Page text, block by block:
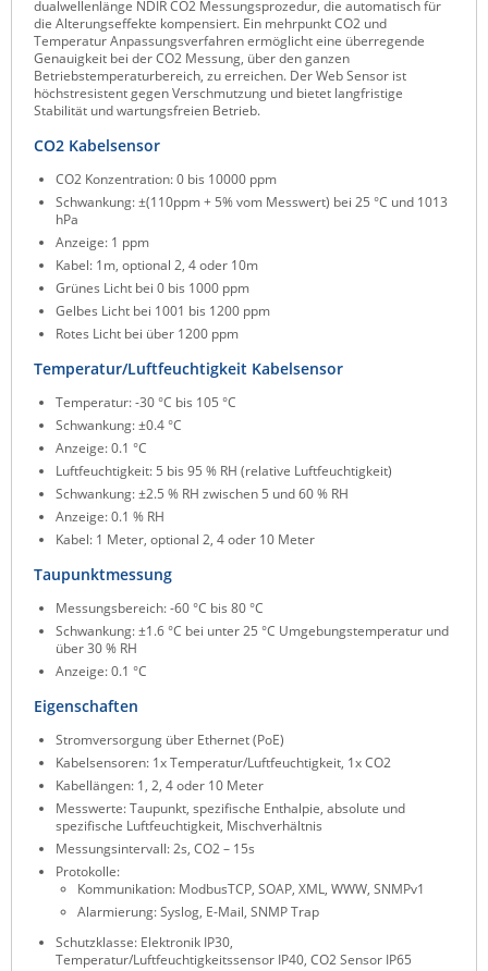
Server Technology
Siretta
SIRIO Antenne
Sunbird
Tactical Software
TEKTELIC
Teltonika
Unwired Networks
Vision
Westermo
Yuasa
ZPE Systems
News zu unseren Herstellern
dualwellenlänge NDIR CO2 Messungsprozedur, die automatisch für
die Alterungseffekte kompensiert. Ein mehrpunkt CO2 und
Temperatur Anpassungsverfahren ermöglicht eine überregende
Genauigkeit bei der CO2 Messung, über den ganzen
Betriebstemperaturbereich, zu erreichen. Der Web Sensor ist
höchstresistent gegen Verschmutzung und bietet langfristige
Stabilität und wartungsfreien Betrieb.
CO2 Kabelsensor
CO2 Konzentration: 0 bis 10000 ppm
Schwankung: ±(110ppm + 5% vom Messwert) bei 25 °C und 1013
hPa
Anzeige: 1 ppm
Kabel: 1m, optional 2, 4 oder 10m
Grünes Licht bei 0 bis 1000 ppm
Gelbes Licht bei 1001 bis 1200 ppm
Rotes Licht bei über 1200 ppm
Temperatur/Luftfeuchtigkeit Kabelsensor
Temperatur: -30 °C bis 105 °C
Schwankung: ±0.4 °C
Anzeige: 0.1 °C
Luftfeuchtigkeit: 5 bis 95 % RH (relative Luftfeuchtigkeit)
Schwankung: ±2.5 % RH zwischen 5 und 60 % RH
Anzeige: 0.1 % RH
Kabel: 1 Meter, optional 2, 4 oder 10 Meter
Taupunktmessung
Messungsbereich: -60 °C bis 80 °C
Schwankung: ±1.6 °C bei unter 25 °C Umgebungstemperatur und
über 30 % RH
Anzeige: 0.1 °C
Eigenschaften
Stromversorgung über Ethernet (PoE)
Kabelsensoren: 1x Temperatur/Luftfeuchtigkeit, 1x CO2
Kabellängen: 1, 2, 4 oder 10 Meter
Messwerte: Taupunkt, spezifische Enthalpie, absolute und
spezifische Luftfeuchtigkeit, Mischverhältnis
Messungsintervall: 2s, CO2 – 15s
Protokolle:
Kommunikation: ModbusTCP, SOAP, XML, WWW, SNMPv1
Alarmierung: Syslog, E-Mail, SNMP Trap
Schutzklasse: Elektronik IP30,
Temperatur/Luftfeuchtigkeitssensor IP40, CO2 Sensor IP65